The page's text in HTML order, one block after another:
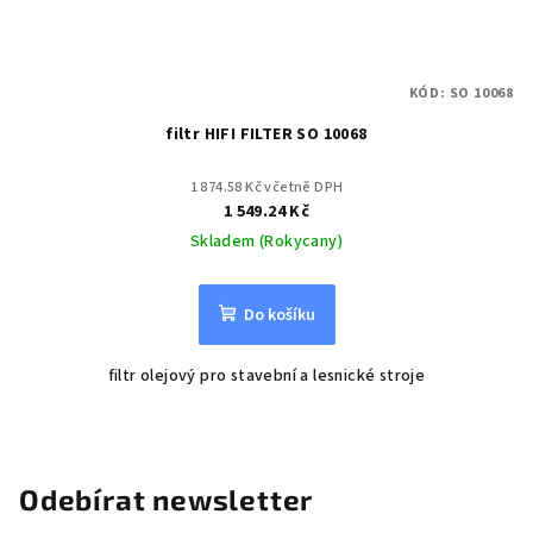
filtr HIFI FILTER SO 10068
1 874.58 Kč včetně DPH
1 549.24 Kč
Skladem (Rokycany)
Do košíku
filtr olejový pro stavební a lesnické stroje
KÓD: SO 10068
Odebírat newsletter